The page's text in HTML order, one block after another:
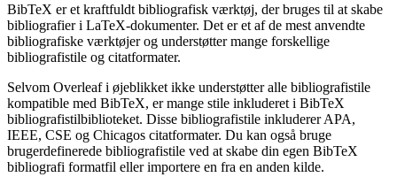
BibTeX er et kraftfuldt bibliografisk værktøj, der bruges til at skabe
bibliografier i LaTeX-dokumenter. Det er et af de mest anvendte
bibliografiske værktøjer og understøtter mange forskellige
bibliografistile og citatformater.
Selvom Overleaf i øjeblikket ikke understøtter alle bibliografistile
kompatible med BibTeX, er mange stile inkluderet i BibTeX
bibliografistilbiblioteket. Disse bibliografistile inkluderer APA,
IEEE, CSE og Chicagos citatformater. Du kan også bruge
brugerdefinerede bibliografistile ved at skabe din egen BibTeX
bibliografi formatfil eller importere en fra en anden kilde.